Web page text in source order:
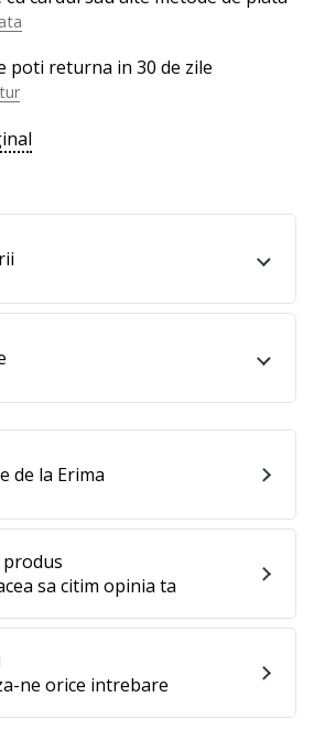
poti returna in 30 de zile
produs
sa citim opinia ta
ne orice intrebare
de la Erima